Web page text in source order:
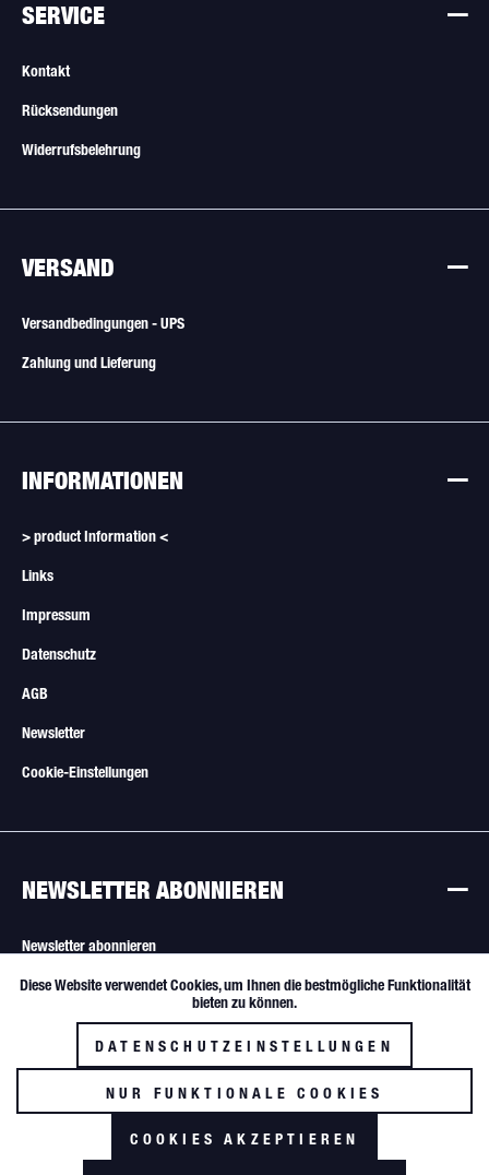
SERVICE
Kontakt
Rücksendungen
Widerrufsbelehrung
VERSAND
Versandbedingungen - UPS
Zahlung und Lieferung
INFORMATIONEN
> product Information <
Links
Impressum
Datenschutz
AGB
Newsletter
Cookie-Einstellungen
NEWSLETTER ABONNIEREN
Newsletter abonnieren
Alle Angebote sind freibleibend. Verkauf nur an Wiederverkäufer und
gewerbliche Käufer.
Funktionale Aktiv
Inaktiv
Diese Website verwendet Cookies, um Ihnen die bestmögliche Funktionalität
bieten zu können.
DATENSCHUTZEINSTELLUNGEN
NUR FUNKTIONALE COOKIES
AKZEPTIEREN
COOKIES AKZEPTIEREN